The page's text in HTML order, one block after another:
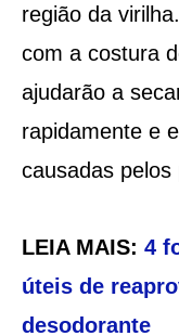
região da
com a costura
ajudarão a
rapidamente e
causadas
LEIA MAIS: 4
úteis de
desodorante